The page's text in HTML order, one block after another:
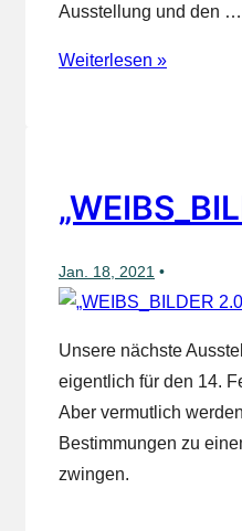
Ausstellung und den …
Ausstellung
Weiterlesen »
Jan. 18, 2021
Unsere nächste
eigentlich für den 14.
Aber vermutlich
Bestimmungen zu
zwingen.